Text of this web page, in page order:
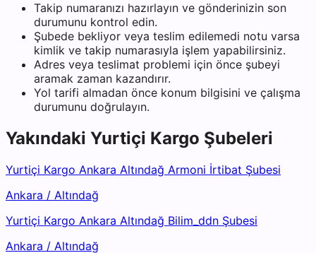
Takip numaranızı hazırlayın ve gönderinizin son
durumunu kontrol edin.
Şubede bekliyor veya teslim edilemedi notu varsa
kimlik ve takip numarasıyla işlem yapabilirsiniz.
Adres veya teslimat problemi için önce şubeyi
aramak zaman kazandırır.
Yol tarifi almadan önce konum bilgisini ve çalışma
durumunu doğrulayın.
Yakındaki Yurtiçi Kargo Şubeleri
Yurtiçi Kargo Ankara Altındağ Armoni İrtibat Şubesi
Ankara / Altındağ
Yurtiçi Kargo Ankara Altındağ Bilim_ddn Şubesi
Ankara / Altındağ